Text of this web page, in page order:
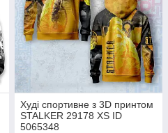
Худі спортивне з 3D принтом
STALKER 29178 XS ID
5065348